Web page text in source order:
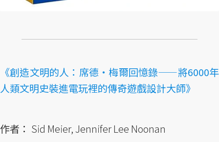
《創造文明的人：席德・梅爾回憶錄——將6000年
人類文明史裝進電玩裡的傳奇遊戲設計大師》
作者： Sid Meier, Jennifer Lee Noonan